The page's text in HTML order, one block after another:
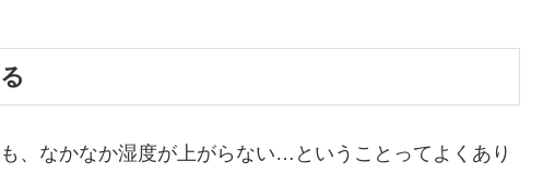
、なかなか湿度が上がらない…ということってよくあり